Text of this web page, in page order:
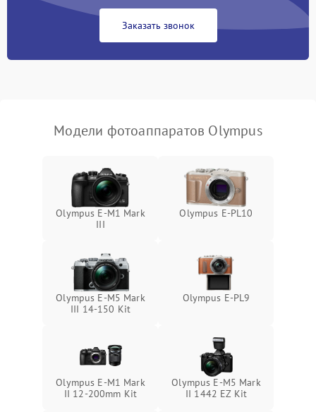
Заказать звонок
Модели фотоаппаратов Olympus
Olympus E‑M1 Mark
III
Olympus E‑PL10
Olympus E‑M5 Mark
III 14-150 Kit
Olympus E‑PL9
Olympus E‑M1 Mark
II 12-200mm Kit
Olympus E‑M5 Mark
II 1442 EZ Kit